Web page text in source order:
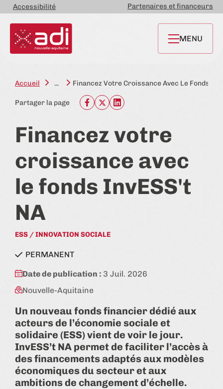
Accessibilité Partenaires et financeurs
MENU
Accueil ... Financez Votre Croissance Avec Le Fonds
Partager la page
Financez votre
croissance avec
le fonds InvESS't
NA
ESS / INNOVATION SOCIALE
état:
PERMANENT
Date de publication : 3 Juil. 2026
Nouvelle-Aquitaine
Un nouveau fonds financier dédié aux
acteurs de l’économie sociale et
solidaire (ESS) vient de voir le jour.
InvESS’t NA permet de faciliter l’accès à
des financements adaptés aux modèles
économiques du secteur et aux
ambitions de changement d’échelle.